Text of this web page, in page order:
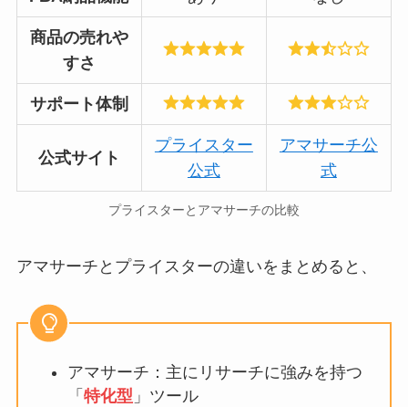
商品の売れや
すさ
サポート体制
公式サイト
プライスター
公式
アマサーチ公
式
プライスターとアマサーチの比較
アマサーチとプライスターの違いをまとめると、
アマサーチ：主にリサーチに強みを持つ
「 特化型 」ツール